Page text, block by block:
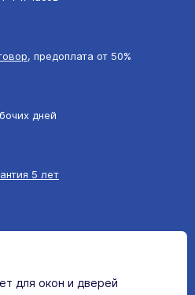
, предоплата от 50%
дней
5 лет
для окон и дверей